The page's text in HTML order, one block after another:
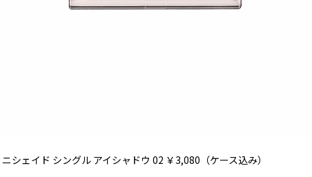
シェイド シングル アイシャドウ 02 ￥3,080（ケース込み）